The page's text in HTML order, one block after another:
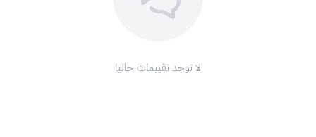
البطاقة صالحة لمدة 12 شهرًا من تاريخ الشراء.لا توجد تقييمات حاليا